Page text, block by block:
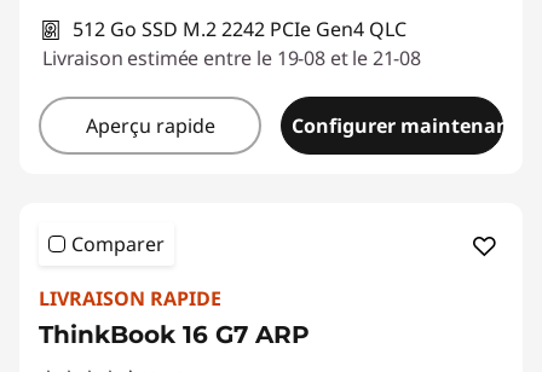
512 Go SSD M.2 2242 PCIe Gen4 QLC
Livraison estimée entre le 19-08 et le 21-08
Aperçu rapide Configurer maintenant
Comparer
LIVRAISON RAPIDE
ThinkBook 16 G7 ARP